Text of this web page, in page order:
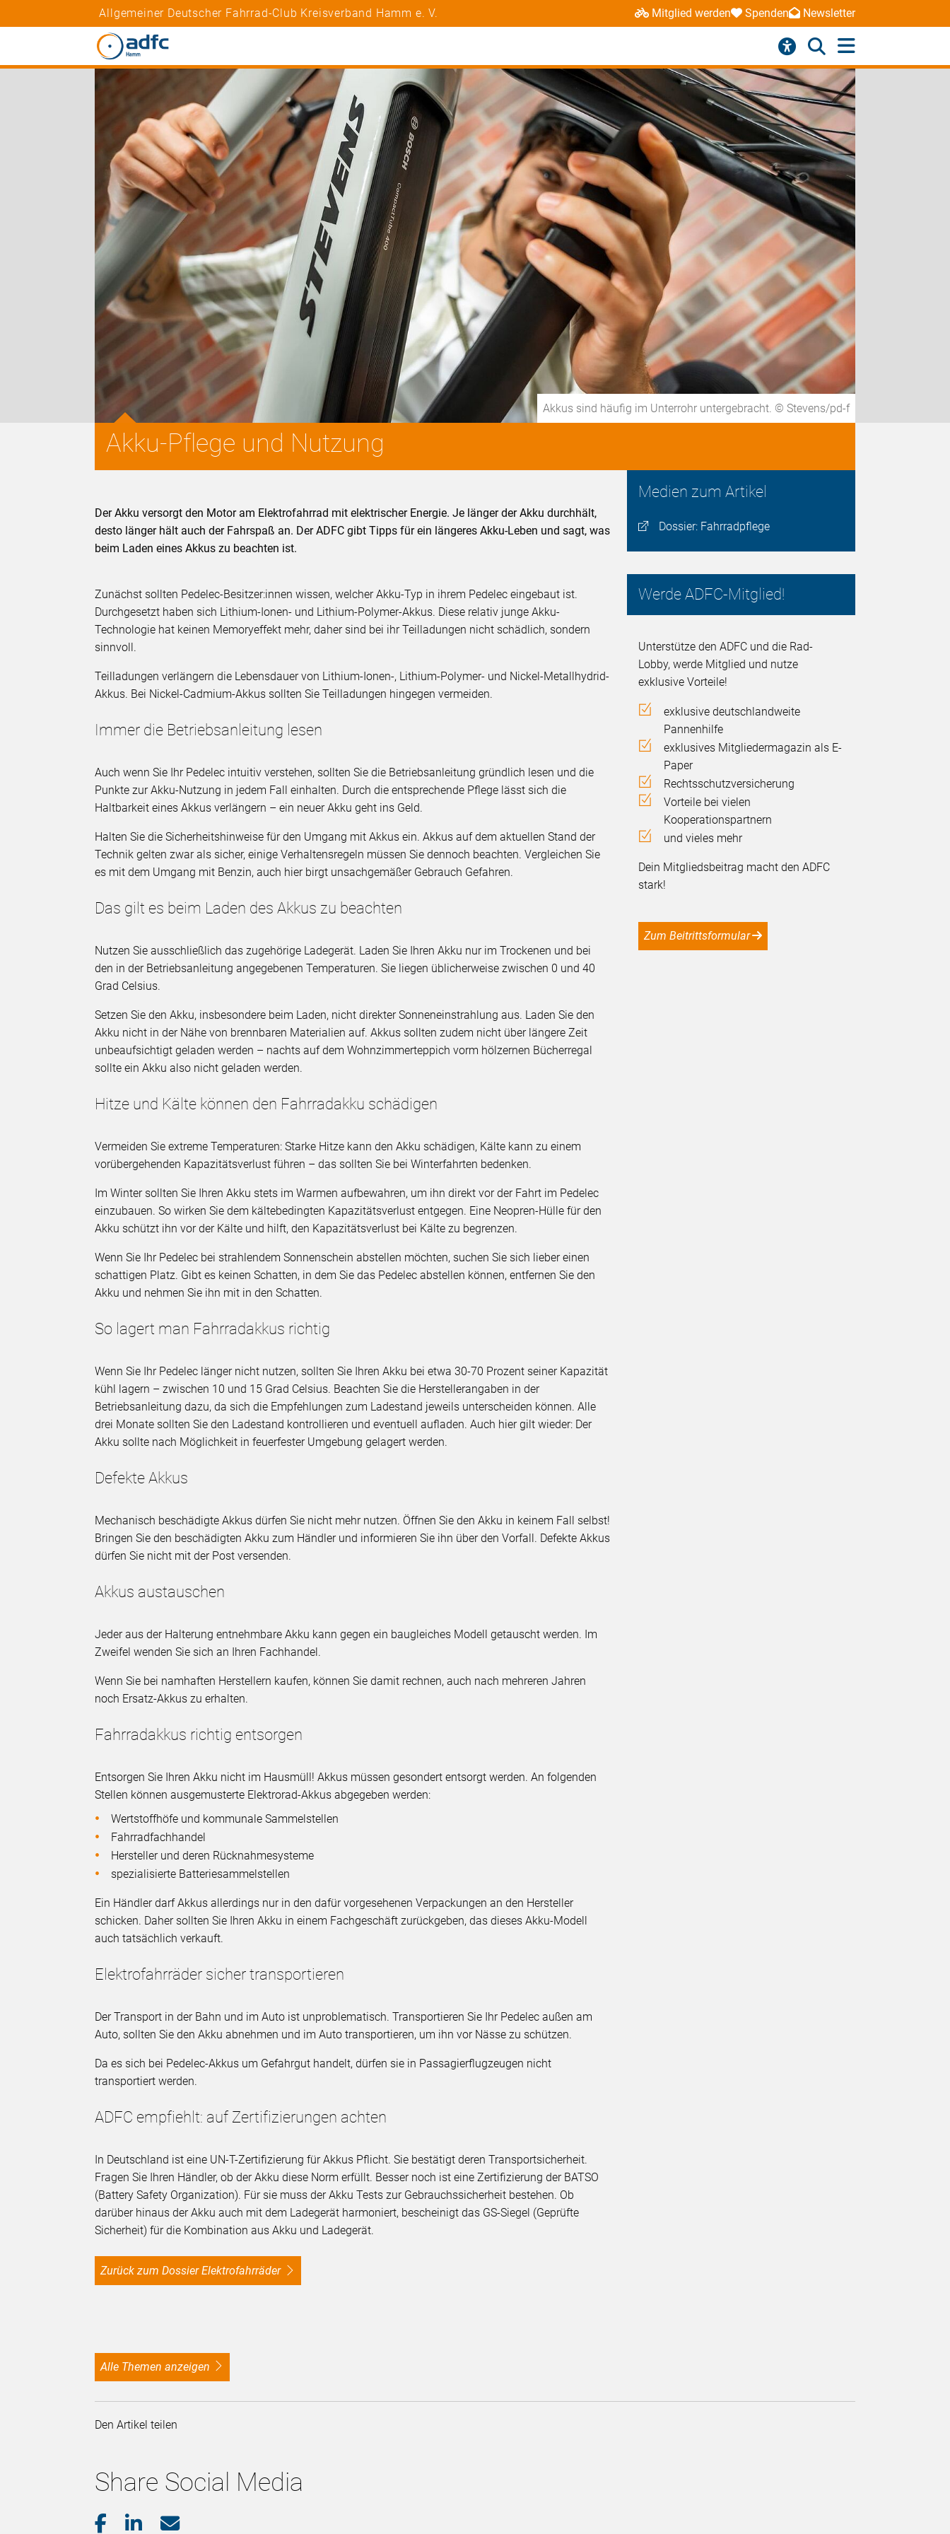
Allgemeiner Deutscher Fahrrad-Club Kreisverband Hamm e. V. Mitglied werden Spenden Newsletter
Akkus sind häufig im Unterrohr untergebracht. © Stevens/pd-f
Akku-Pflege und Nutzung
Medien zum Artikel
Dossier: Fahrradpflege
Werde ADFC-Mitglied!
Unterstütze den ADFC und die Rad-
Lobby, werde Mitglied und nutze
exklusive Vorteile!
exklusive deutschlandweite
Pannenhilfe
exklusives Mitgliedermagazin als E-
Paper
Rechtsschutzversicherung
Vorteile bei vielen
Kooperationspartnern
und vieles mehr
Dein Mitgliedsbeitrag macht den ADFC
stark!
Zum Beitrittsformular
Der Akku versorgt den Motor am Elektrofahrrad mit elektrischer Energie. Je länger der Akku durchhält,
desto länger hält auch der Fahrspaß an. Der ADFC gibt Tipps für ein längeres Akku-Leben und sagt, was
beim Laden eines Akkus zu beachten ist.
Zunächst sollten Pedelec-Besitzer:innen wissen, welcher Akku-Typ in ihrem Pedelec eingebaut ist.
Durchgesetzt haben sich Lithium-Ionen- und Lithium-Polymer-Akkus. Diese relativ junge Akku-
Technologie hat keinen Memoryeffekt mehr, daher sind bei ihr Teilladungen nicht schädlich, sondern
sinnvoll.
Teilladungen verlängern die Lebensdauer von Lithium-Ionen-, Lithium-Polymer- und Nickel-Metallhydrid-
Akkus. Bei Nickel-Cadmium-Akkus sollten Sie Teilladungen hingegen vermeiden.
Immer die Betriebsanleitung lesen
Auch wenn Sie Ihr Pedelec intuitiv verstehen, sollten Sie die Betriebsanleitung gründlich lesen und die
Punkte zur Akku-Nutzung in jedem Fall einhalten. Durch die entsprechende Pflege lässt sich die
Haltbarkeit eines Akkus verlängern – ein neuer Akku geht ins Geld.
Halten Sie die Sicherheitshinweise für den Umgang mit Akkus ein. Akkus auf dem aktuellen Stand der
Technik gelten zwar als sicher, einige Verhaltensregeln müssen Sie dennoch beachten. Vergleichen Sie
es mit dem Umgang mit Benzin, auch hier birgt unsachgemäßer Gebrauch Gefahren.
Das gilt es beim Laden des Akkus zu beachten
Nutzen Sie ausschließlich das zugehörige Ladegerät. Laden Sie Ihren Akku nur im Trockenen und bei
den in der Betriebsanleitung angegebenen Temperaturen. Sie liegen üblicherweise zwischen 0 und 40
Grad Celsius.
Setzen Sie den Akku, insbesondere beim Laden, nicht direkter Sonneneinstrahlung aus. Laden Sie den
Akku nicht in der Nähe von brennbaren Materialien auf. Akkus sollten zudem nicht über längere Zeit
unbeaufsichtigt geladen werden – nachts auf dem Wohnzimmerteppich vorm hölzernen Bücherregal
sollte ein Akku also nicht geladen werden.
Hitze und Kälte können den Fahrradakku schädigen
Vermeiden Sie extreme Temperaturen: Starke Hitze kann den Akku schädigen, Kälte kann zu einem
vorübergehenden Kapazitätsverlust führen – das sollten Sie bei Winterfahrten bedenken.
Im Winter sollten Sie Ihren Akku stets im Warmen aufbewahren, um ihn direkt vor der Fahrt im Pedelec
einzubauen. So wirken Sie dem kältebedingten Kapazitätsverlust entgegen. Eine Neopren-Hülle für den
Akku schützt ihn vor der Kälte und hilft, den Kapazitätsverlust bei Kälte zu begrenzen.
Wenn Sie Ihr Pedelec bei strahlendem Sonnenschein abstellen möchten, suchen Sie sich lieber einen
schattigen Platz. Gibt es keinen Schatten, in dem Sie das Pedelec abstellen können, entfernen Sie den
Akku und nehmen Sie ihn mit in den Schatten.
So lagert man Fahrradakkus richtig
Wenn Sie Ihr Pedelec länger nicht nutzen, sollten Sie Ihren Akku bei etwa 30-70 Prozent seiner Kapazität
kühl lagern – zwischen 10 und 15 Grad Celsius. Beachten Sie die Herstellerangaben in der
Betriebsanleitung dazu, da sich die Empfehlungen zum Ladestand jeweils unterscheiden können. Alle
drei Monate sollten Sie den Ladestand kontrollieren und eventuell aufladen. Auch hier gilt wieder: Der
Akku sollte nach Möglichkeit in feuerfester Umgebung gelagert werden.
Defekte Akkus
Mechanisch beschädigte Akkus dürfen Sie nicht mehr nutzen. Öffnen Sie den Akku in keinem Fall selbst!
Bringen Sie den beschädigten Akku zum Händler und informieren Sie ihn über den Vorfall. Defekte Akkus
dürfen Sie nicht mit der Post versenden.
Akkus austauschen
Jeder aus der Halterung entnehmbare Akku kann gegen ein baugleiches Modell getauscht werden. Im
Zweifel wenden Sie sich an Ihren Fachhandel.
Wenn Sie bei namhaften Herstellern kaufen, können Sie damit rechnen, auch nach mehreren Jahren
noch Ersatz-Akkus zu erhalten.
Fahrradakkus richtig entsorgen
Entsorgen Sie Ihren Akku nicht im Hausmüll! Akkus müssen gesondert entsorgt werden. An folgenden
Stellen können ausgemusterte Elektrorad-Akkus abgegeben werden:
Wertstoffhöfe und kommunale Sammelstellen
Fahrradfachhandel
Hersteller und deren Rücknahmesysteme
spezialisierte Batteriesammelstellen
Ein Händler darf Akkus allerdings nur in den dafür vorgesehenen Verpackungen an den Hersteller
schicken. Daher sollten Sie Ihren Akku in einem Fachgeschäft zurückgeben, das dieses Akku-Modell
auch tatsächlich verkauft.
Elektrofahrräder sicher transportieren
Der Transport in der Bahn und im Auto ist unproblematisch. Transportieren Sie Ihr Pedelec außen am
Auto, sollten Sie den Akku abnehmen und im Auto transportieren, um ihn vor Nässe zu schützen.
Da es sich bei Pedelec-Akkus um Gefahrgut handelt, dürfen sie in Passagierflugzeugen nicht
transportiert werden.
ADFC empfiehlt: auf Zertifizierungen achten
In Deutschland ist eine UN-T-Zertifizierung für Akkus Pflicht. Sie bestätigt deren Transportsicherheit.
Fragen Sie Ihren Händler, ob der Akku diese Norm erfüllt. Besser noch ist eine Zertifizierung der BATSO
(Battery Safety Organization). Für sie muss der Akku Tests zur Gebrauchssicherheit bestehen. Ob
darüber hinaus der Akku auch mit dem Ladegerät harmoniert, bescheinigt das GS-Siegel (Geprüfte
Sicherheit) für die Kombination aus Akku und Ladegerät.
Zurück zum Dossier Elektrofahrräder
alle Themen anzeigen
Den Artikel teilen
Share Social Media